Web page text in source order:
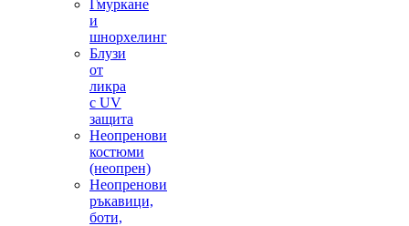
Гмуркане
и
шнорхелинг
Блузи
от
ликра
с UV
защита
Неопренови
костюми
(неопрен)
Неопренови
ръкавици,
боти,